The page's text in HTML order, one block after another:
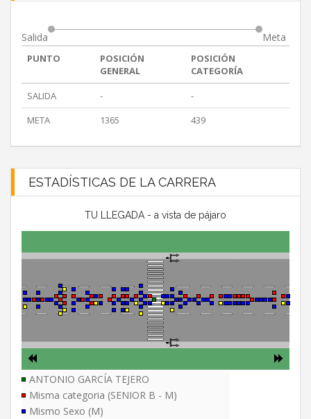
Salida Meta
PUNTO
POSICIÓN
GENERAL
POSICIÓN
CATEGORÍA
SALIDA
-
-
META
1365 439
ESTADÍSTICAS DE LA CARRERA
TU LLEGADA - a vista de pájaro
ANTONIO GARCÍA TEJERO
Misma categoria (SENIOR B - M)
Mismo Sexo (M)